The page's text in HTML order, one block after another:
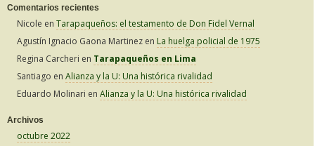
Comentarios recientes
Nicole en Tarapaqueños: el testamento de Don Fidel Vernal
Agustín Ignacio Gaona Martinez en La huelga policial de 1975
Regina Carcheri en Tarapaqueños en Lima
Santiago en Alianza y la U: Una histórica rivalidad
Eduardo Molinari en Alianza y la U: Una histórica rivalidad
Archivos
octubre 2022